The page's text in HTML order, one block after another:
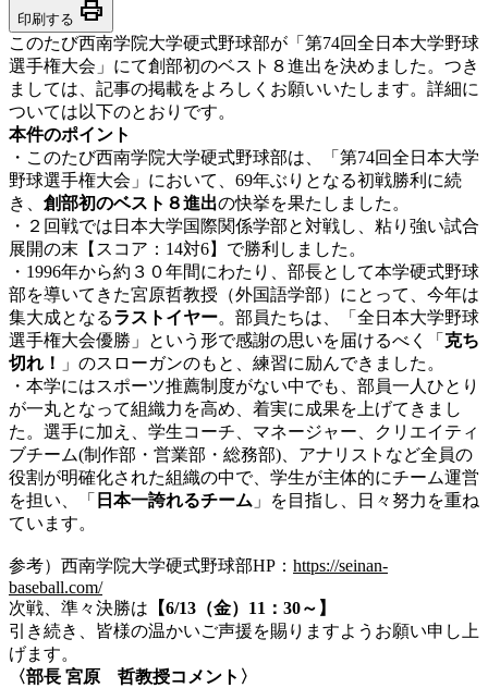
印刷する print
このたび西南学院大学硬式野球部が「第74回全日本大学野球
選手権大会」にて創部初のベスト８進出を決めました。つき
ましては、記事の掲載をよろしくお願いいたします。詳細に
ついては以下のとおりです。
本件のポイント
・このたび西南学院大学硬式野球部は、「第74回全日本大学
野球選手権大会」において、69年ぶりとなる初戦勝利に続
き、 創部初のベスト８進出の快挙を果たしました。
・２回戦では日本大学国際関係学部と対戦し、粘り強い試合
展開の末【スコア：14対6】で勝利しました。
・1996年から約３０年間にわたり、部長として本学硬式野球
部を導いてきた宮原哲教授（外国語学部）にとって、今年は
集大成となるラストイヤー。部員たちは、「全日本大学野球
選手権大会優勝」という形で感謝の思いを届けるべく「 克ち
切れ！
」のスローガンのもと、練習に励んできました。
・本学にはスポーツ推薦制度がない中でも、部員一人ひとり
が一丸となって組織力を高め、着実に成果を上げてきまし
た。選手に加え、学生コーチ、マネージャー、クリエイティ
ブチーム(制作部・営業部・総務部)、アナリストなど全員の
役割が明確化された組織の中で、学生が主体的にチーム運営
を担い、「 日本一誇れるチーム 」を目指し、日々努力を重ね
ています。
参考）西南学院大学硬式野球部HP： https://seinan-
baseball.com/
次戦、準々決勝は 【6/13（金）11：30～】
引き続き、皆様の温かいご声援を賜りますようお願い申し上
げます。
〈部長 宮原 哲教授コメント〉